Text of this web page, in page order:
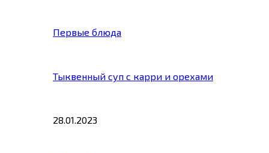
Первые блюда
Тыквенный суп с карри и орехами
28.01.2023